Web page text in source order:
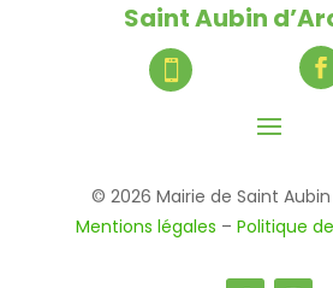
Saint Aubin

© 2026 Mairie de Saint Aubin
Mentions légales –Politique